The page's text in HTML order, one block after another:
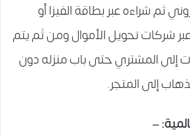
ثم شراءه عبر بطاقة الفيزا أو
شركات تحويل الأموال ومن ثَم يتم
إلى المشتري حتى باب منزله دون
إلى المتجر.
–